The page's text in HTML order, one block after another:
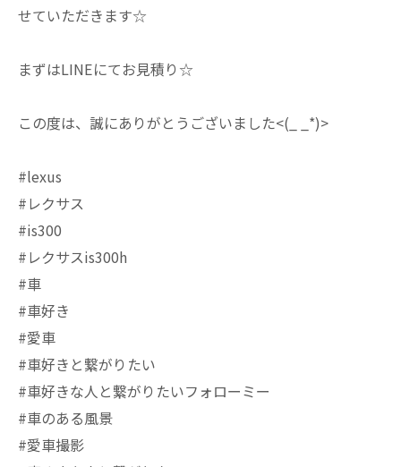
せていただきます☆
まずはLINEにてお見積り☆
この度は、誠にありがとうございました<(_ _*)>
#lexus
#レクサス
#is300
#レクサスis300h
#車
#車好き
#愛車
#車好きと繋がりたい
#車好きな人と繋がりたいフォローミー
#車のある風景
#愛車撮影